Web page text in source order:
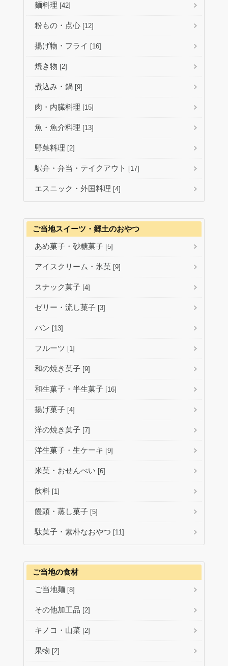
麺料理 [42]
粉もの・点心 [12]
揚げ物・フライ [16]
焼き物 [2]
煮込み・鍋 [9]
肉・内臓料理 [15]
魚・魚介料理 [13]
野菜料理 [2]
駅弁・弁当・テイクアウト [17]
エスニック・外国料理 [4]
ご当地スイーツ・郷土のおやつ
あめ菓子・砂糖菓子 [5]
アイスクリーム・氷菓 [9]
スナック菓子 [4]
ゼリー・流し菓子 [3]
パン [13]
フルーツ [1]
和の焼き菓子 [9]
和生菓子・半生菓子 [16]
揚げ菓子 [4]
洋の焼き菓子 [7]
洋生菓子・生ケーキ [9]
米菓・おせんべい [6]
飲料 [1]
饅頭・蒸し菓子 [5]
駄菓子・素朴なおやつ [11]
ご当地の食材
ご当地麺 [8]
その他加工品 [2]
キノコ・山菜 [2]
果物 [2]